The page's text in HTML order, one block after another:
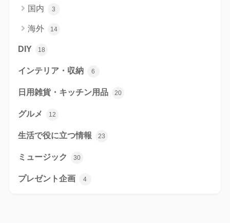
国内 3
海外 14
DIY 18
インテリア・収納 6
日用雑貨・キッチン用品 20
グルメ 12
生活で役に立つ情報 23
ミュージック 30
プレゼント企画 4